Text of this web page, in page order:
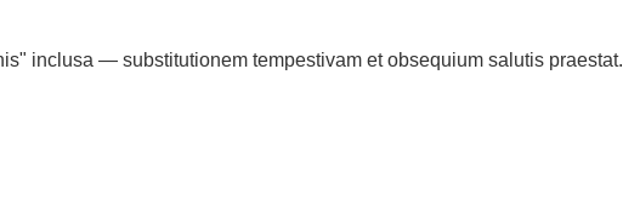
inclusa — substitutionem tempestivam et obsequium salutis praestat.